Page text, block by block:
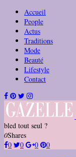
Accueil
People
Actus
Traditions
Mode
Beauté
Lifestyle
Contact
bled tout seul ?
0Shares
0
0 0 0